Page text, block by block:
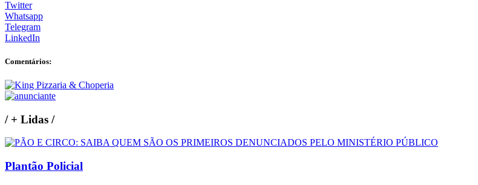
Twitter
Whatsapp
Telegram
LinkedIn
Comentários:
/+ Lidas /
Plantão Policial